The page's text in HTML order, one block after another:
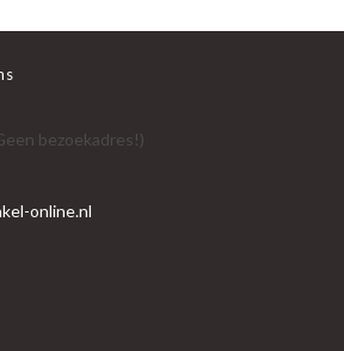
bezoekadres!)
online.nl